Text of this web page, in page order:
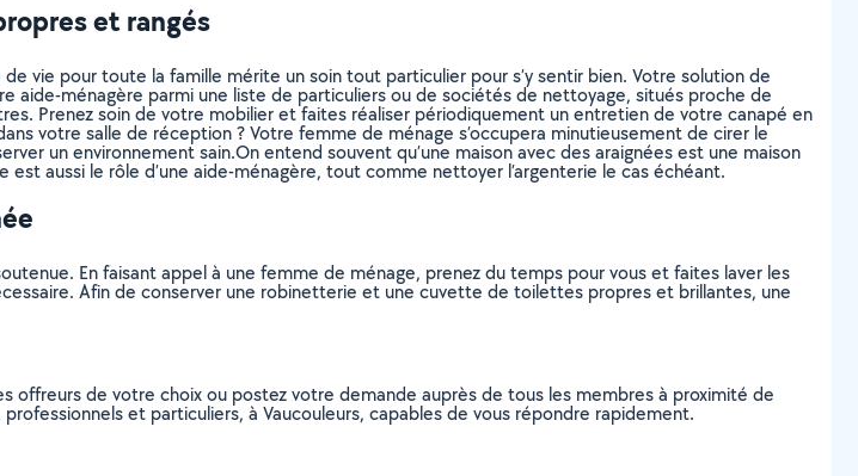
et rangés
vie pour toute la famille mérite un soin tout particulier pour s’y sentir bien. Votre solution de
aide-ménagère parmi une liste de particuliers ou de sociétés de nettoyage, situés proche de
Prenez soin de votre mobilier et faites réaliser périodiquement un entretien de votre canapé en
votre salle de réception ? Votre femme de ménage s’occupera minutieusement de cirer le
un environnement sain.On entend souvent qu’une maison avec des araignées est une maison
aussi le rôle d’une aide-ménagère, tout comme nettoyer l’argenterie le cas échéant.
En faisant appel à une femme de ménage, prenez du temps pour vous et faites laver les
Afin de conserver une robinetterie et une cuvette de toilettes propres et brillantes, une
offreurs de votre choix ou postez votre demande auprès de tous les membres à proximité de
et particuliers, à Vaucouleurs, capables de vous répondre rapidement.